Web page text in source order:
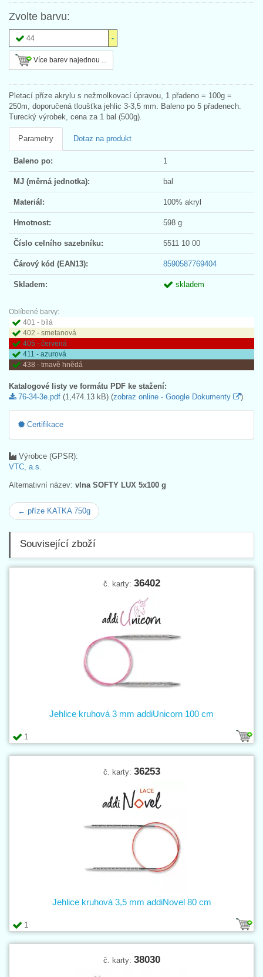
Zvolte barvu:
44
Více barev najednou ...
Pletací příze akrylu s nežmolkovací úpravou, 1 přadeno = 100g =
250m, doporučená tloušťka jehlic 3-3,5 mm. Baleno po 5 přadenech.
Turecký výrobek, cena za 1 bal (500g).
Parametry Dotaz na produkt
Baleno po: 1
MJ (měrná jednotka): bal
Materiál: 100% akryl
Hmotnost: 598 g
Číslo celního sazebníku: 5511 10 00
Čárový kód (EAN13): 8590587769404
Skladem: skladem
Oblíbené barvy:
401 - bílá
402 - smetanová
405 - červená
411 - azurová
438 - tmavě hnědá
Katalogové listy ve formátu PDF ke stažení:
76-34-3e.pdf (1,474.13 kB) (zobraz online - Google Dokumenty )
Certifikace
Výrobce (GPSR):
VTC, a.s.
Alternativní název: vlna SOFTY LUX 5x100 g
← příze KATKA 750g
Související zboží
č. karty: 36402
1
Jehlice kruhová 3 mm addiUnicorn 100 cm
č. karty: 36253
1
Jehlice kruhová 3,5 mm addiNovel 80 cm
č. karty: 38030